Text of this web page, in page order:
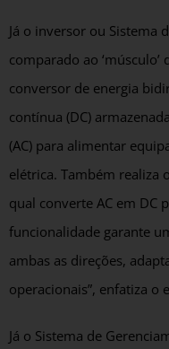
Já o inversor ou Sistema
comparado ao
conversor de energia
contínua (DC)
(AC) para alimentar
elétrica. Também realiza
qual converte AC em DC
funcionalidade garante
ambas as direções,
operacionais”, enfatiza o
Já o Sistema de